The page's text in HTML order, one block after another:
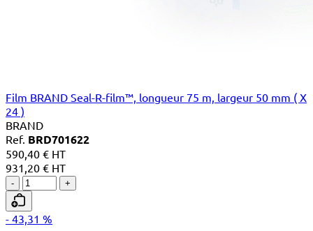
Film BRAND Seal-R-film™, longueur 75 m, largeur 50 mm ( X
24 )
BRAND
Ref. BRD701622
590,40 € HT
931,20 € HT
- +
- 43,31 %